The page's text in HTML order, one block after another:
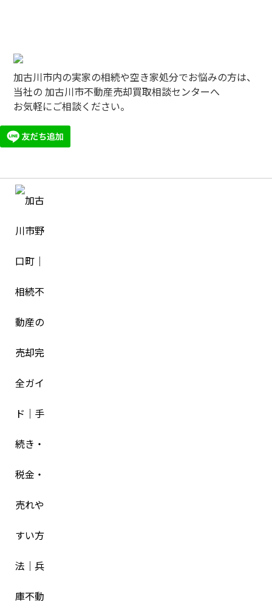
加古川市内の実家の相続や空き家処分でお悩みの方は、
当社の 加古川市不動産売却買取相談センターへ
お気軽にご相談ください。